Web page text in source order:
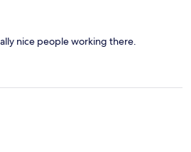
nice people working there.